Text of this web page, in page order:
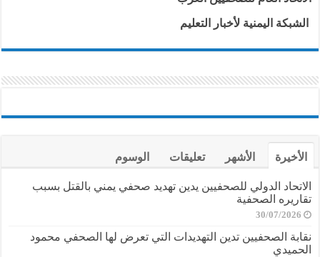
الشبكة اليمنية لأخبار التعليم
الأخيرة الأشهر تعليقات الوسوم
الاتحاد الدولي للصحفيين يدين تهديد صحفي يمني بالقتل بسبب
تقاريره الصحفية
30/07/2026
نقابة الصحفيين تدين التهديدات التي تعرض لها الصحفي محمود
الحميدي